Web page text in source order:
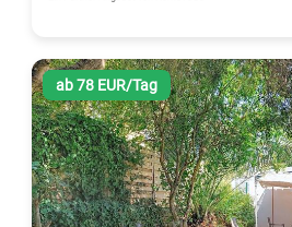
ab 78 EUR/Tag